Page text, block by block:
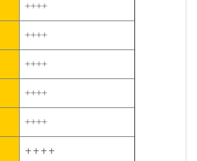
++++
++++
++++
++++
++++
++++